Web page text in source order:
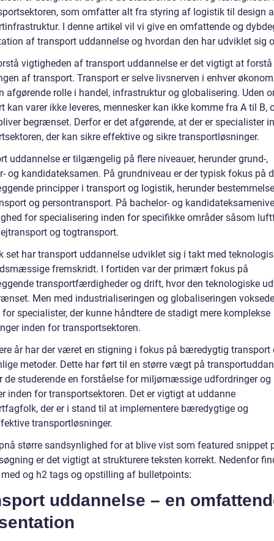
som omfatter alt fra styring af logistik til design
I denne artikel vil vi give en omfattende og
af transport uddannelse og hvordan den har udviklet sig
vigtigheden af transport uddannelse er det vigtigt at forstå
af transport. Transport er selve livsnerven i enhver
afgørende rolle i handel, infrastruktur og globalisering. Uden
kan varer ikke leveres, mennesker kan ikke komme fra A til B,
begrænset. Derfor er det afgørende, at der er specialister
der kan sikre effektive og sikre transportløsninger.
uddannelse er tilgængelig på flere niveauer, herunder grund-,
og kandidateksamen. På grundniveau er der typisk fokus på
principper i transport og logistik, herunder
og persontransport. På bachelor- og
for specialisering inden for specifikke områder såsom
og togtransport.
set har transport uddannelse udviklet sig i takt med
fremskridt. I fortiden var der primært fokus på
transportfærdigheder og drift, hvor den teknologiske
Men med industrialiseringen og globaliseringen voksede
specialister, der kunne håndtere de stadigt mere komplekse
inden for transportsektoren.
år har der været en stigning i fokus på bæredygtig transport
metoder. Dette har ført til en større vægt på
de studerende en forståelse for miljømæssige udfordringer og
inden for transportsektoren. Det er vigtigt at uddanne
der er i stand til at implementere bæredygtige og
transportløsninger.
større sandsynlighed for at blive vist som featured snippet
er det vigtigt at strukturere teksten korrekt. Nedenfor
og h2 tags og opstilling af bulletpoints:
uddannelse – en